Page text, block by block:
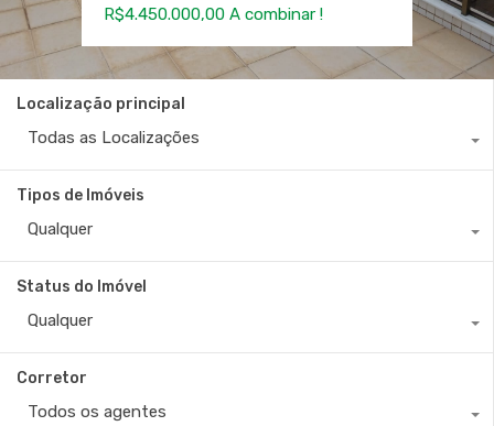
R$4.450.000,00 A combinar !
Localização principal
Todas as Localizações
Tipos de Imóveis
Qualquer
Status do Imóvel
Qualquer
Corretor
Todos os agentes